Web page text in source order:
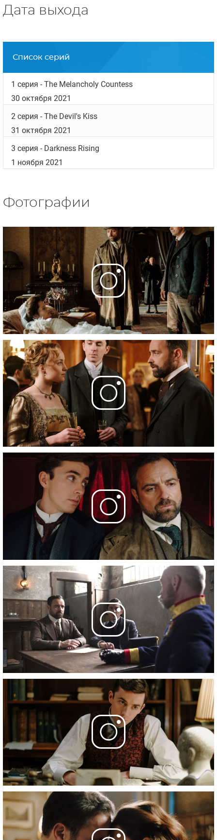
группе.
Совета по делам искусств Великобритании в
1999 и премию «Новые лондонские писатели»
Лондонского совета по искусству в 2000.
Дата выхода
1 серия
- The Melancholy Countess
30 октября 2021
2 серия - The Devil's Kiss
31 октября 2021
3 серия- Darkness Rising
1 ноября 2021
Фотографии